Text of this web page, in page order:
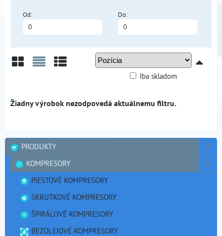
Od: Do:
Iba skladom
PRODUKTY
KOMPRESORY
PIESTOVÉ KOMPRESORY
SKRUTKOVÉ KOMPRESORY
ŠPIRÁLOVÉ KOMPRESORY
BEZOLEJOVÉ KOMPRESORY